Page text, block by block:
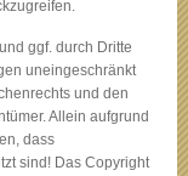
ggf. durch Dritte
uneingeschränkt
und den
Allein aufgrund
dass
sind! Das Copyright